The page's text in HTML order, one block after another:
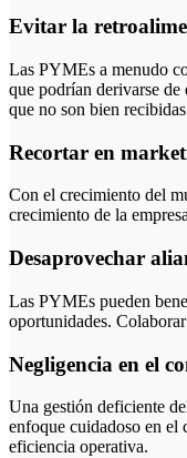
Evitar la
Las PYMEs a menudo
que podrían derivarse de
que no son bien
Recortar en
Con el crecimiento del
crecimiento de la
Desaprovechar
Las PYMEs pueden
oportunidades.
Negligencia en el
Una gestión deficiente
enfoque cuidadoso en el
eficiencia operativa.